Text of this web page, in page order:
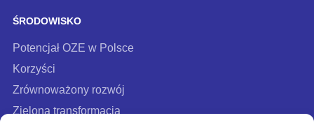
ŚRODOWISKO
Potencjał OZE w Polsce
Korzyści
Zrównoważony rozwój
Zielona transformacja